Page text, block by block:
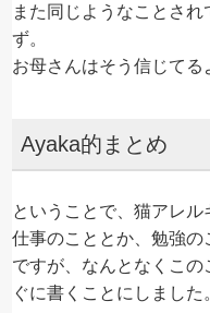
また同じようなことさ
ず。
お母さんはそう信じてる
Ayaka的まとめ
ということで、猫アレル
仕事のこととか、勉強
ですが、なんとなくこ
ぐに書くことにしました